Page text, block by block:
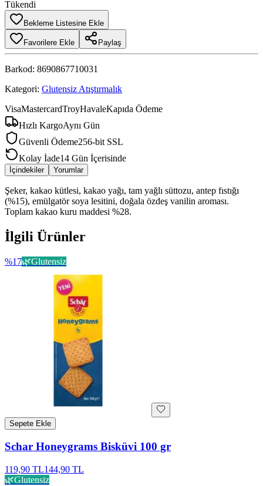
Tükendi
Bekleme Listesine Ekle
Favorilere Ekle Paylaş
Barkod: 8690867710031
Kategori: Glutensiz Atıştırmalık
VisaMastercardTroyHavaleKapıda Ödeme
Hızlı KargoAynı Gün
Güvenli Ödeme256-bit SSL
Kolay İade14 Gün İçerisinde
İçindekiler Yorumlar
Şeker, kakao kütlesi, kakao yağı, tam yağlı süttozu, antep fıstığı
(%15), emülgatör soya lesitini, doğala özdeş vanilin aroması.
Toplam kakao kuru maddesi %28.
İlgili Ürünler
%17🌿Glutensiz
Sepete Ekle
Schar Honeygrams Bisküvi 100 gr
119,90 TL144,90 TL
🌿Glutensiz